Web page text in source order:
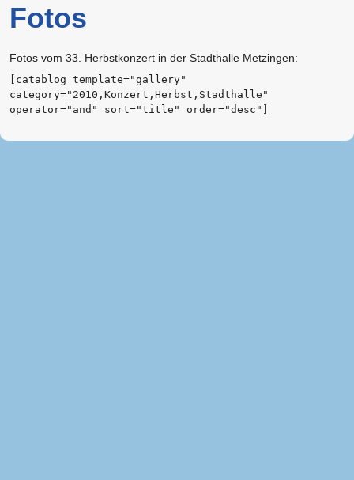
Fotos
Fotos vom 33. Herbstkonzert in der Stadthalle Metzingen:
[catablog template="gallery"
category="2010,Konzert,Herbst,Stadthalle"
operator="and" sort="title" order="desc"]